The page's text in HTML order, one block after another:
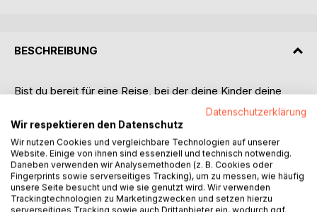
BESCHREIBUNG
Bist du bereit für eine Reise, bei der deine Kinder deine
persönlichen Spiegel sind? In diesem Buch entdeckst du
den unerwarteten Weg zur inneren Heilung und
Selbstentdeckung - und das mit einer Prise Humor und
einer gehörigen Portion Inspiration!
Hier erwarten dich keine endlosen Ratschläge, sondern
witzige Anekdoten und aus einer anderen Perspektive
verpackte Erkenntnisse. Lass dich überraschen, wie das
Datenschutzerklärung
Wir respektieren den Datenschutz
Wir nutzen Cookies und vergleichbare Technologien auf unserer
Website. Einige von ihnen sind essenziell und technisch notwendig.
Daneben verwenden wir Analysemethoden (z. B. Cookies oder
Fingerprints sowie serverseitiges Tracking), um zu messen, wie häufig
unsere Seite besucht und wie sie genutzt wird. Wir verwenden
Trackingtechnologien zu Marketingzwecken und setzen hierzu
serverseitiges Tracking sowie auch Drittanbieter ein, wodurch ggf.